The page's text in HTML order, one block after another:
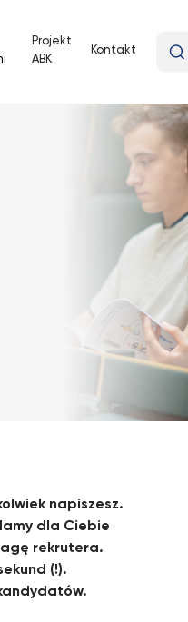
Projekt
ABK
Kontakt
napiszesz.
dla Ciebie
rekrutera.
(!).